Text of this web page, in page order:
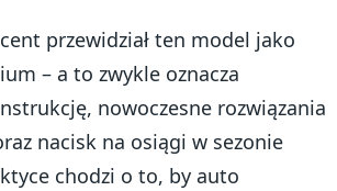
przewidział ten model jako
– a to zwykle oznacza
nowoczesne rozwiązania
nacisk na osiągi w sezonie
chodzi o to, by auto